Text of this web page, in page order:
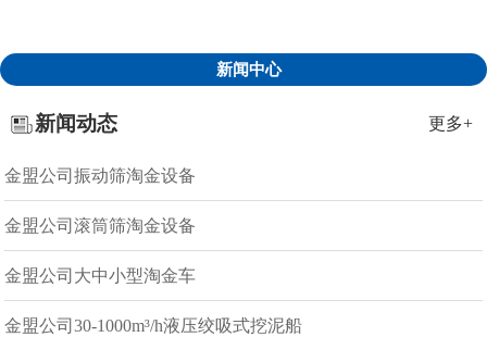
新闻中心
新闻动态 更多+
金盟公司振动筛淘金设备
金盟公司滚筒筛淘金设备
金盟公司大中小型淘金车
金盟公司30-1000m³/h液压绞吸式挖泥船